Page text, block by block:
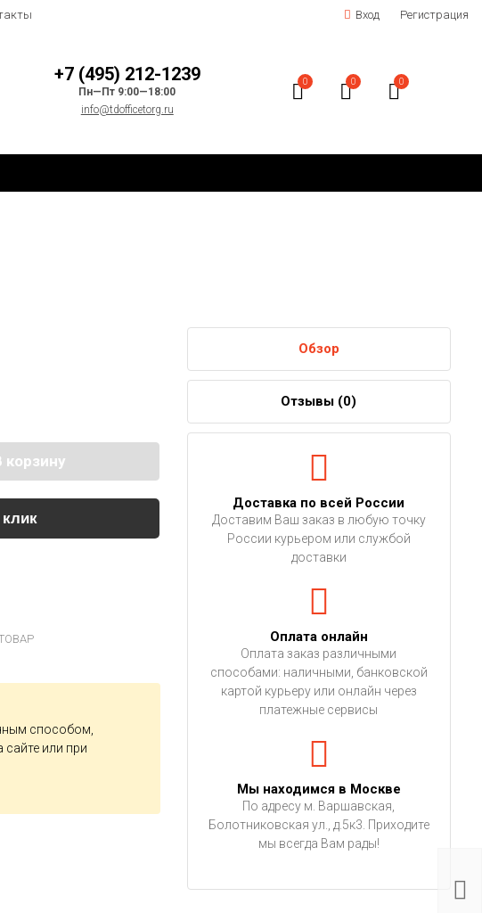
Вход Регистрация
+7 (495) 212-1239
Пн—Пт 9:00—18:00
info@tdofficetorg.ru
0 0 0
ADA
корзину
клик
способом,
сайте или при
Обзор
Отзывы (0)
Доставка по всей России
Доставим Ваш заказ в любую точку
России курьером или службой
доставки
Оплата онлайн
Оплата заказ различными
способами: наличными, банковской
картой курьеру или онлайн через
платежные сервисы
Мы находимся в Москве
По адресу м. Варшавская,
Болотниковская ул., д.5к3. Приходите
мы всегда Вам рады!